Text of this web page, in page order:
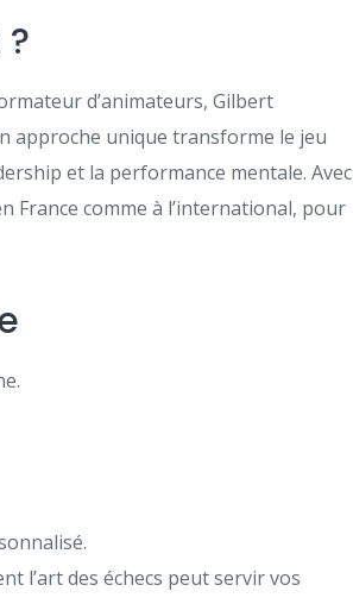
d’animateurs, Gilbert
approche unique transforme le jeu
et la performance mentale. Avec
France comme à l’international, pour
l’art des échecs peut servir vos